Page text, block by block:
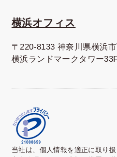
横浜オフィス
〒220-8133 神奈川県横浜
横浜ランドマークタワー
当社は、個人情報を適正に取り扱